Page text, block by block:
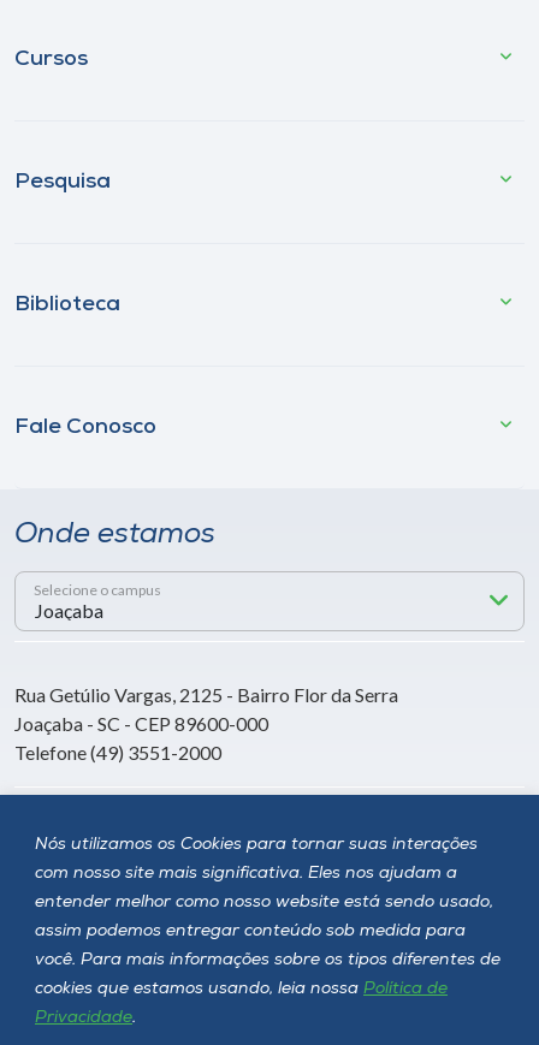
Nós utilizamos os Cookies para tornar suas interações
com nosso site mais significativa. Eles nos ajudam a
entender melhor como nosso website está sendo usado,
assim podemos entregar conteúdo sob medida para
você. Para mais informações sobre os tipos diferentes de
cookies que estamos usando, leia nossa Política de
Privacidade.
Cursos
Pesquisa
Biblioteca
Fale Conosco
Onde estamos
Selecione o campus
Rua Getúlio Vargas, 2125 - Bairro Flor da Serra
Joaçaba - SC - CEP 89600-000
Telefone (49) 3551-2000
Siga a Unoesc